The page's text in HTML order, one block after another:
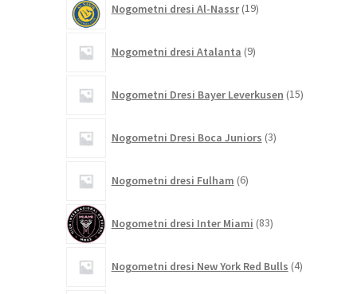
Nogometni dresi Al-Nassr 19izdelkov
Nogometni dresi Atalanta 9izdelkov
Nogometni Dresi Bayer Leverkusen 15izdelkov
Nogometni Dresi Boca Juniors 3izdelki
Nogometni dresi Fulham 6izdelkov
Nogometni dresi Inter Miami 83izdelkov
Nogometni dresi New York Red Bulls 4izdelki